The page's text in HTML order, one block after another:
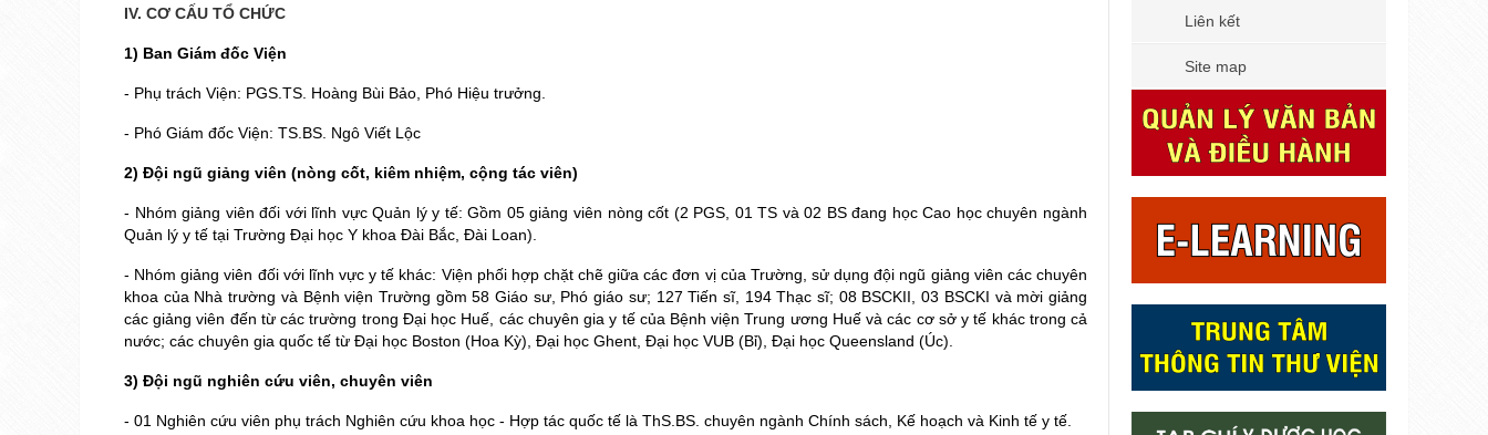
IV. CƠ CẤU TỔ CHỨC
1) Ban Giám đốc Viện
- Phụ trách Viện: PGS.TS. Hoàng Bùi Bảo, Phó Hiệu trưởng.
- Phó Giám đốc Viện: TS.BS. Ngô Viết Lộc
2) Đội ngũ giảng viên (nòng cốt, kiêm nhiệm, cộng tác viên)
- Nhóm giảng viên đối với lĩnh vực Quản lý y tế: Gồm 05 giảng viên nòng cốt (2 PGS, 01 TS và 02 BS đang học Cao học chuyên ngành
Quản lý y tế tại Trường Đại học Y khoa Đài Bắc, Đài Loan).
- Nhóm giảng viên đối với lĩnh vực y tế khác: Viện phối hợp chặt chẽ giữa các đơn vị của Trường, sử dụng đội ngũ giảng viên các chuyên
khoa của Nhà trường và Bệnh viện Trường gồm 58 Giáo sư, Phó giáo sư; 127 Tiến sĩ, 194 Thạc sĩ; 08 BSCKII, 03 BSCKI và mời giảng
các giảng viên đến từ các trường trong Đại học Huế, các chuyên gia y tế của Bệnh viện Trung ương Huế và các cơ sở y tế khác trong cả
nước; các chuyên gia quốc tế từ Đại học Boston (Hoa Kỳ), Đại học Ghent, Đại học VUB (Bỉ), Đại học Queensland (Úc).
3) Đội ngũ nghiên cứu viên, chuyên viên
- 01 Nghiên cứu viên phụ trách Nghiên cứu khoa học - Hợp tác quốc tế là ThS.BS. chuyên ngành Chính sách, Kế hoạch và Kinh tế y tế.
Liên kết
Site map